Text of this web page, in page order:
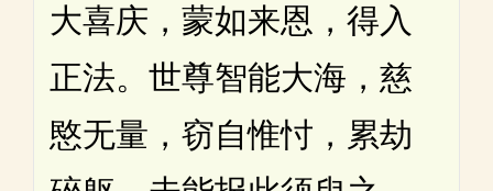
大喜庆，蒙如来恩，得入
正法。世尊智能大海，慈
愍无量，窃自惟忖，累劫